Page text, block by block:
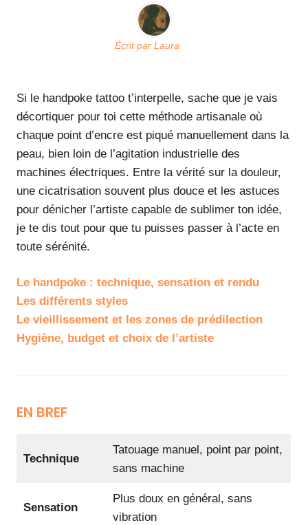
Écrit par Laura
Si le handpoke tattoo t’interpelle, sache que je vais
décortiquer pour toi cette méthode artisanale où
chaque point d’encre est piqué manuellement dans la
peau, bien loin de l’agitation industrielle des
machines électriques. Entre la vérité sur la douleur,
une cicatrisation souvent plus douce et les astuces
pour dénicher l’artiste capable de sublimer ton idée,
je te dis tout pour que tu puisses passer à l’acte en
toute sérénité.
Le handpoke : technique, sensation et rendu
Les différents styles
Le vieillissement et les zones de prédilection
Hygiène, budget et choix de l’artiste
EN BREF
Technique
Tatouage manuel, point par point,
sans machine
Sensation
Plus doux en général, sans
vibration